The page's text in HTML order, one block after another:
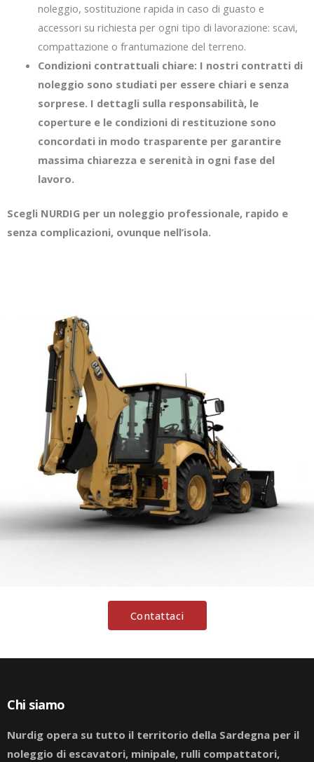
noleggio, sostituzione rapida in caso di guasto e
accessori su richiesta per ogni tipo di lavorazione: scavi,
compattazione o frantumazione del terreno.
Condizioni contrattuali chiare: I nostri contratti di
noleggio sono studiati per essere chiari e senza
sorprese. I dettagli sulla responsabilità, le
coperture e le condizioni di restituzione sono
concordati in modo trasparente per garantire
massima chiarezza e serenità in ogni fase del
lavoro.
Scegli NURDIG per un noleggio professionale, rapido e
senza complicazioni, ovunque nell’isola.
Contattaci
Chi siamo
Nurdig opera su tutto il territorio della Sardegna per il
noleggio di escavatori, minipale, rulli compattatori,